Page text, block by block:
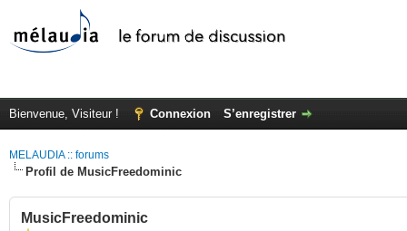
Bienvenue, Visiteur ! Connexion S’enregistrer
MELAUDIA :: forums
Profil de MusicFreedominic
MusicFreedominic